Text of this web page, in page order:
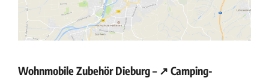
Wohnmobile Zubehör Dieburg – ↗️ Camping-